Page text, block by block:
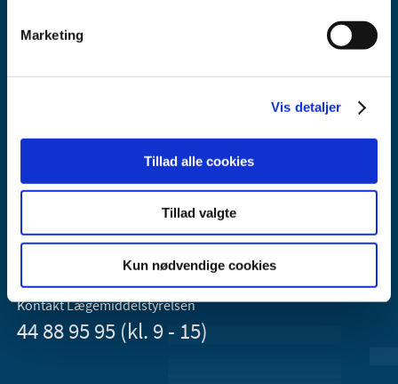
Marketing
Vis detaljer
Tillad alle cookies
Tillad valgte
Kun nødvendige cookies
Axel Heides Gade 1
Email:dkma@dkma.dk
Lægemiddelstyrelsen er en del af
Sundheds- og Kirkeministeriet.
Kontakt Lægemiddelstyrelsen
44 88 95 95 (kl. 9 - 15)